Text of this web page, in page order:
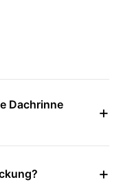
Dachrinne
+
+